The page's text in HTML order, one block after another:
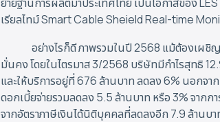
เรียลไทม์ Smart Cable Sheield Real-time
อย่างไรก็ดี ภาพรวมในปี 2568 แม้ต้องเผชิ
มั่นคง โดยในไตรมาส 3/2568 บริษัทมีกำไรสุทธิ
และให้บริการอยู่ที่ 676 ล้านบาท ลดลง 6% นอกจา
ดอกเบี้ยจ่ายรวมลดลง 5.5 ล้านบาท หรือ 3% จาก
จากอัตราภาษีเงินได้นิติบุคคลที่ลดลงอีก 7.9 ล้านบ